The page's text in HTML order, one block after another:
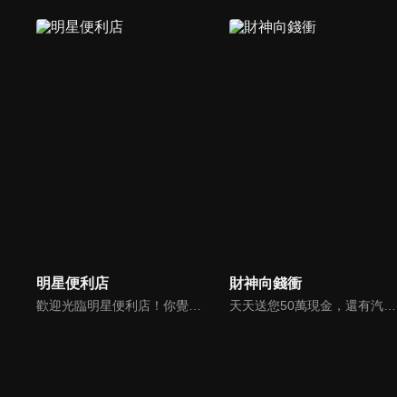
明星便利店
歡迎光臨明星便利店！你覺得便利店裡面有什麼？關東煮？茶葉蛋？還是讓你尖叫的大明星？一家擁有明星的便利店，到底有多稀奇，你會不會想要光臨呢？
財神向錢衝
天天送您50萬現金，還有汽車大獎！不考智力、體力，挑戰家人、同事、同學、朋友互相了解的成渡和共同生活經驗。快來參加《財神向前衝》大獎通通送給您。